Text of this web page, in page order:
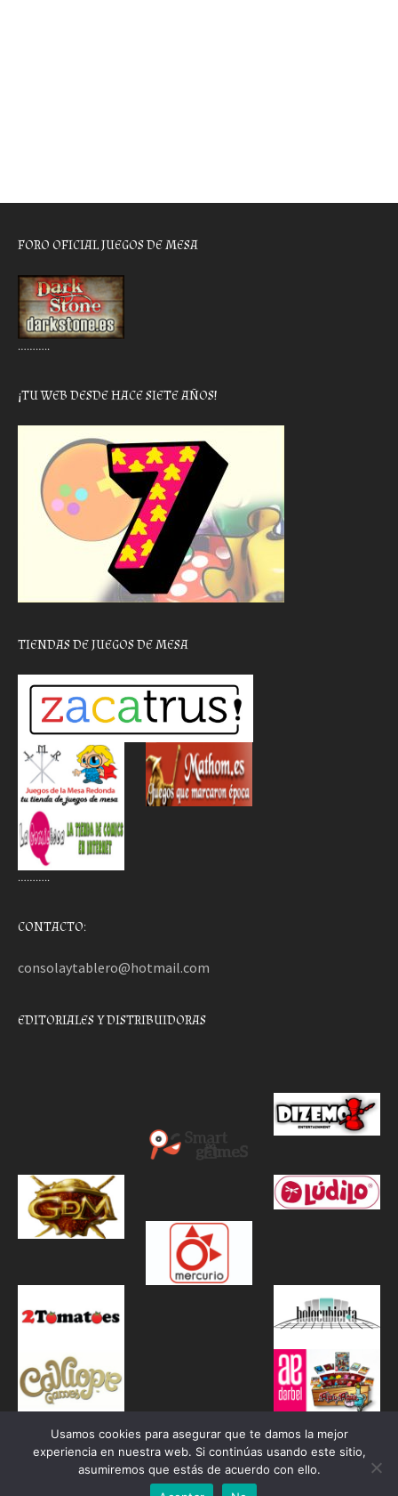
FORO OFICIAL JUEGOS DE MESA
………..
¡TU WEB DESDE HACE SIETE AÑOS!
TIENDAS DE JUEGOS DE MESA
………..
CONTACTO:
consolaytablero@hotmail.com
EDITORIALES Y DISTRIBUIDORAS
Usamos cookies para asegurar que te damos la mejor
experiencia en nuestra web. Si continúas usando este sitio,
asumiremos que estás de acuerdo con ello.